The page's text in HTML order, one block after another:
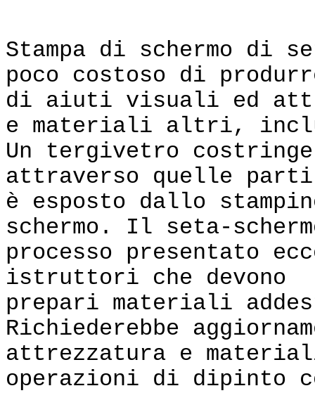
Stampa di schermo di
poco costoso di
di aiuti visuali ed
e materiali altri,
Un tergivetro
attraverso quelle parti
è esposto dallo
schermo. Il seta-
processo presentato
istruttori che devono
prepari materiali
Richiederebbe
attrezzatura e
operazioni di dipinto